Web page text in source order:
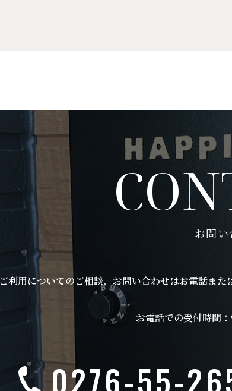
お問
ご利用についてのご相談、お問い合わせはお電話ま
お電話での受付時間
0276-55-